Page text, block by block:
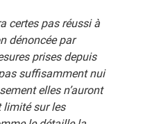
certes pas réussi à
dénoncée par
prises depuis
suffisamment nui
elles n’auront
limité sur les